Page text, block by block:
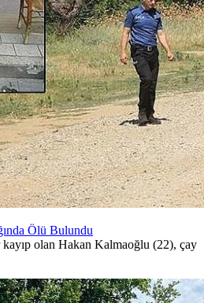
Ölü Bulundu
olan Hakan Kalmaoğlu (22), çay